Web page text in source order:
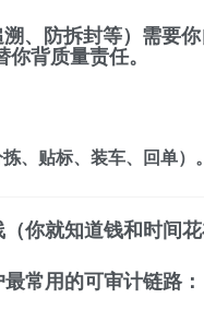
溯、防拆封等）需要
你背质量责任。
、贴标、装车、回单）。
你就知道钱和时间花
常用的可审计链路 ：